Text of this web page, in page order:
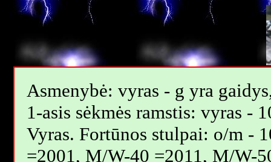
Asmenybė: vyras - g yra
1-asis sėkmės ramstis: vyras -
Vyras. Fortūnos stulpai: o/m -
=2001, M/W-40 =2011, M/W-